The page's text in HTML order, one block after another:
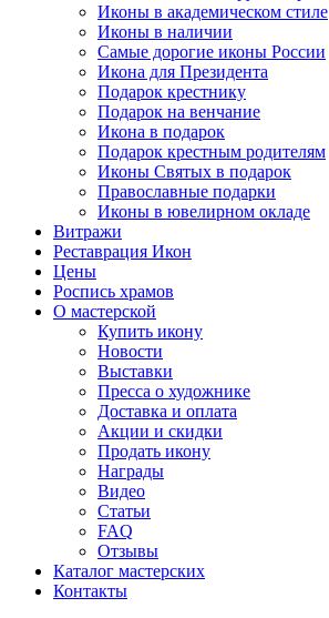
Иконы в академическом стиле
Иконы в наличии
Самые дорогие иконы России
Икона для Президента
Подарок крестнику
Подарок на венчание
Икона в подарок
Подарок крестным родителям
Иконы Святых в подарок
Православные подарки
Иконы в ювелирном окладе
Витражи
Реставрация Икон
Цены
Роспись храмов
О мастерской
Купить икону
Новости
Выставки
Пресса о художнике
Доставка и оплата
Акции и скидки
Продать икону
Награды
Видео
Статьи
FAQ
Отзывы
Каталог мастерских
Контакты